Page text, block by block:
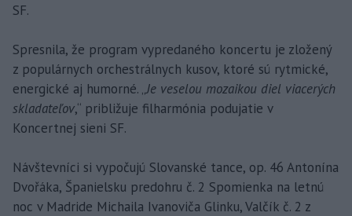
SF.
Spresnila, že program vypredaného koncertu je zložený
z populárnych orchestrálnych kusov, ktoré sú rytmické,
energické aj humorné. „Je veselou mozaikou diel viacerých
skladateľov,“ približuje filharmónia podujatie v
Koncertnej sieni SF.
Návštevníci si vypočujú Slovanské tance, op. 46 Antonína
Dvořáka, Španielsku predohru č. 2 Spomienka na letnú
noc v Madride Michaila Ivanoviča Glinku, Valčík č. 2 z